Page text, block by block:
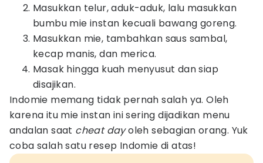
Masukkan telur, aduk-aduk, lalu masukkan
bumbu mie instan kecuali bawang goreng.
Masukkan mie, tambahkan saus sambal,
kecap manis, dan merica.
Masak hingga kuah menyusut dan siap
disajikan.
Indomie memang tidak pernah salah ya. Oleh
karena itu mie instan ini sering dijadikan menu
andalan saat cheat dayoleh sebagian orang. Yuk
coba salah satu resep Indomie di atas!